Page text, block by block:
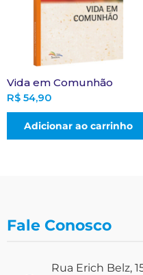
Vida em Comunhão
R$ 54,90
Adicionar ao carrinho
Fale Conosco
Rua Erich Belz,